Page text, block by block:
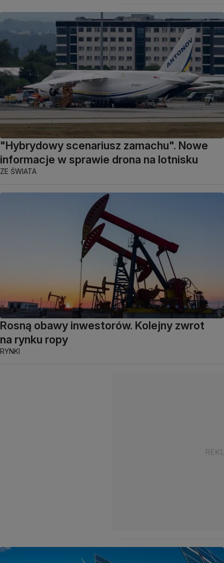
"Hybrydowy scenariusz zamachu". Nowe
informacje w sprawie drona na lotnisku
ZE ŚWIATA
Rosną obawy inwestorów. Kolejny zwrot
na rynku ropy
RYNKI